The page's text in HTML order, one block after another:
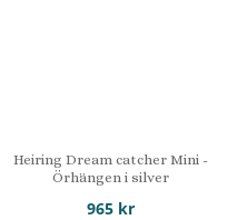
Heiring Dream catcher Mini -
Örhängen i silver
965 kr